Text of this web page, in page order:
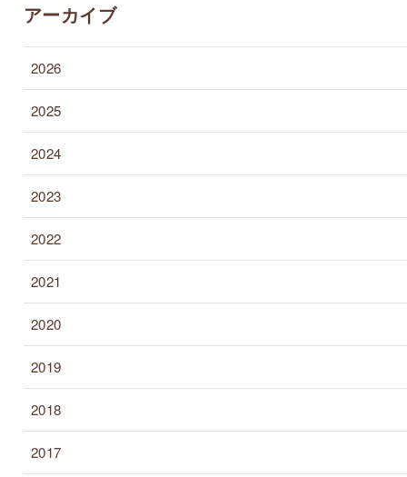
アーカイブ
2026
2025
2024
2023
2022
2021
2020
2019
2018
2017